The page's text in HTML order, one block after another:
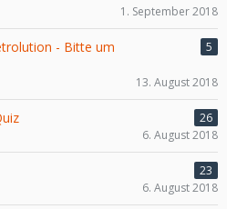
1. September 2018
- Bitte um
5
13. August 2018
26
6. August 2018
23
6. August 2018